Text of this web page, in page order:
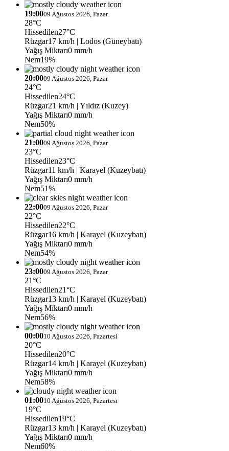
19:0009 Ağustos 2026, Pazar
28°C
Hissedilen27°C
Rüzgar17 km/h | Lodos (Güneybatı)
Yağış Miktarı0 mm/h
Nem19%
20:0009 Ağustos 2026, Pazar
24°C
Hissedilen24°C
Rüzgar21 km/h | Yıldız (Kuzey)
Yağış Miktarı0 mm/h
Nem50%
21:0009 Ağustos 2026, Pazar
23°C
Hissedilen23°C
Rüzgar11 km/h | Karayel (Kuzeybatı)
Yağış Miktarı0 mm/h
Nem51%
22:0009 Ağustos 2026, Pazar
22°C
Hissedilen22°C
Rüzgar16 km/h | Karayel (Kuzeybatı)
Yağış Miktarı0 mm/h
Nem54%
23:0009 Ağustos 2026, Pazar
21°C
Hissedilen21°C
Rüzgar13 km/h | Karayel (Kuzeybatı)
Yağış Miktarı0 mm/h
Nem56%
00:0010 Ağustos 2026, Pazartesi
20°C
Hissedilen20°C
Rüzgar14 km/h | Karayel (Kuzeybatı)
Yağış Miktarı0 mm/h
Nem58%
01:0010 Ağustos 2026, Pazartesi
19°C
Hissedilen19°C
Rüzgar13 km/h | Karayel (Kuzeybatı)
Yağış Miktarı0 mm/h
Nem60%